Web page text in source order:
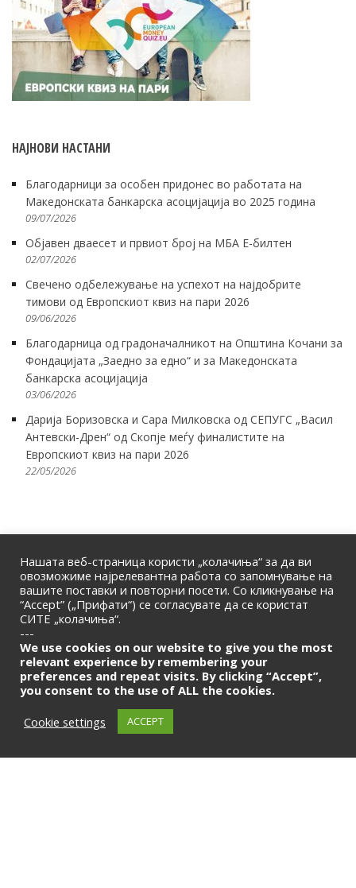
НАЈНОВИ НАСТАНИ
Благодарници за особен придонес во работата на
Македонската банкарска асоцијација во 2025 година
09/07/2026
Објавен дваесет и првиот број на МБА Е-билтен
02/07/2026
Свечено одбележување на успехот на најдобрите
тимови од Европскиот квиз на пари 2026
09/06/2026
Благодарница од градоначалникот на Општина Кочани за
Фондацијата „Заедно за едно“ и за Македонската
банкарска асоцијација
03/06/2026
Дарија Боризовска и Сара Милковска од СЕПУГС „Васил
Антевски-Дрен“ од Скопје меѓу финалистите на
Европскиот квиз на пари 2026
22/05/2026
ПОЧЕТНА
© 2026 | Македонска Банкарска Асоцијација
Само за членови
Нашата веб-страница користи „колачиња“ за да ви
овозможиме најрелевантна работа со запомнување на
вашите поставки и повторни посети. Со кликнување на
“Accept” („Прифати“) се согласувате да се користат
СИТЕ „колачиња“.
---
We use cookies on our website to give you the most
relevant experience by remembering your
preferences and repeat visits. By clicking “Accept”,
you consent to the use of ALL the cookies.
Cookie settings
ACCEPT